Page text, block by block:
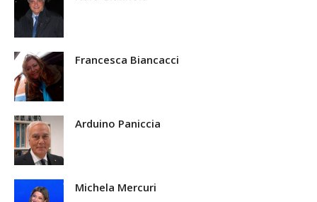
Francesca Biancacci
Arduino Paniccia
Michela Mercuri